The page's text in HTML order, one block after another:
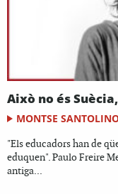
Això no és
MONTSE
"Els educadors han de
eduquen". Paulo Freire
antiga...